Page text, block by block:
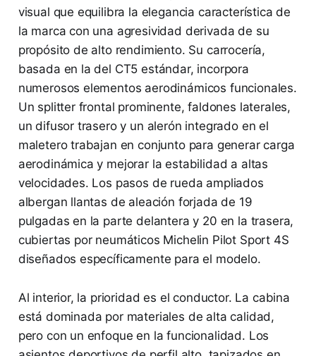
visual que equilibra la elegancia característica de
la marca con una agresividad derivada de su
propósito de alto rendimiento. Su carrocería,
basada en la del CT5 estándar, incorpora
numerosos elementos aerodinámicos funcionales.
Un splitter frontal prominente, faldones laterales,
un difusor trasero y un alerón integrado en el
maletero trabajan en conjunto para generar carga
aerodinámica y mejorar la estabilidad a altas
velocidades. Los pasos de rueda ampliados
albergan llantas de aleación forjada de 19
pulgadas en la parte delantera y 20 en la trasera,
cubiertas por neumáticos Michelin Pilot Sport 4S
diseñados específicamente para el modelo.
Al interior, la prioridad es el conductor. La cabina
está dominada por materiales de alta calidad,
pero con un enfoque en la funcionalidad. Los